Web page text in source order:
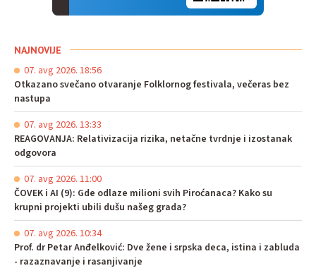
NAJNOVIJE
07. avg 2026. 18:56
Otkazano svečano otvaranje Folklornog festivala, večeras bez
nastupa
07. avg 2026. 13:33
REAGOVANJA: Relativizacija rizika, netačne tvrdnje i izostanak
odgovora
07. avg 2026. 11:00
ČOVEK i AI (9): Gde odlaze milioni svih Piroćanaca? Kako su
krupni projekti ubili dušu našeg grada?
07. avg 2026. 10:34
Prof. dr Petar Anđelković: Dve žene i srpska deca, istina i zabluda
- razaznavanje i rasanjivanje